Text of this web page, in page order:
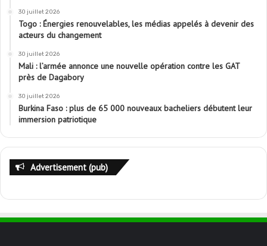
30 juillet 2026
Togo : Énergies renouvelables, les médias appelés à devenir des
acteurs du changement
30 juillet 2026
Mali : l’armée annonce une nouvelle opération contre les GAT
près de Dagabory
30 juillet 2026
Burkina Faso : plus de 65 000 nouveaux bacheliers débutent leur
immersion patriotique
Advertisement (pub)